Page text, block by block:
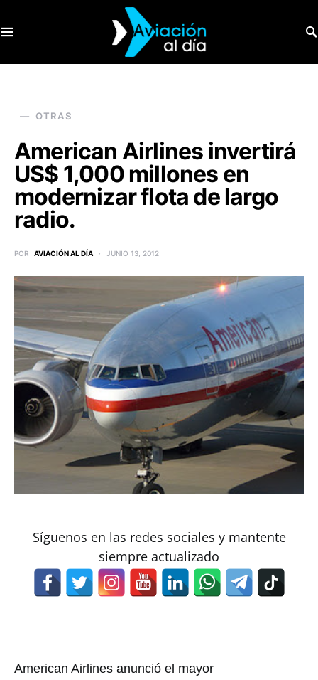
OTRAS
American Airlines invertirá
US$ 1,000 millones en
modernizar flota de largo
radio.
POR AVIACIÓN AL DÍA JUNIO 13, 2012
Síguenos en las redes sociales y mantente
siempre actualizado
American Airlines anunció el mayor